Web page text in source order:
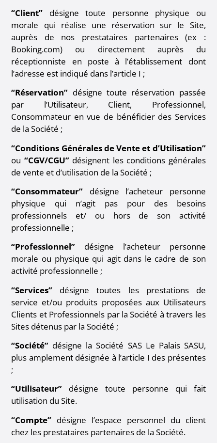
“Client” désigne toute personne physique ou
morale qui réalise une réservation sur le Site,
auprès de nos prestataires partenaires (ex :
Booking.com) ou directement auprès du
réceptionniste en poste à l’établissement dont
l’adresse est indiqué dans l’article I ;
“Réservation” désigne toute réservation passée
par l’Utilisateur, Client, Professionnel,
Consommateur en vue de bénéficier des Services
de la Société ;
“Conditions Générales de Vente et d’Utilisation”
ou “CGV/CGU”désignent les conditions générales
de vente et d’utilisation de la Société ;
“Consommateur” désigne l’acheteur personne
physique qui n’agit pas pour des besoins
professionnels et/ ou hors de son activité
professionnelle ;
“Professionnel” désigne l’acheteur personne
morale ou physique qui agit dans le cadre de son
activité professionnelle ;
“Services” désigne toutes les prestations de
service et/ou produits proposées aux Utilisateurs
Clients et Professionnels par la Société à travers les
Sites détenus par la Société ;
“Société” désigne la Société SAS Le Palais SASU,
plus amplement désignée à l’article I des présentes
;
“Utilisateur” désigne toute personne qui fait
utilisation du Site.
“Compte” désigne l’espace personnel du client
chez les prestataires partenaires de la Société.